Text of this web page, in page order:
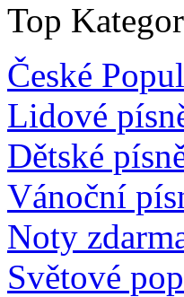
Top
České
Lidové
Dětské
Vánoční
Noty
Světové